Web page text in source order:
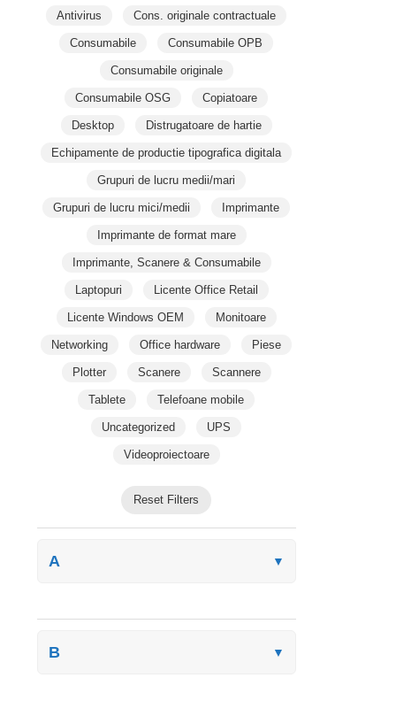
Antivirus Cons. originale contractuale
Consumabile Consumabile OPB
Consumabile originale
Consumabile OSG Copiatoare
Desktop Distrugatoare de hartie
Echipamente de productie tipografica digitala
Grupuri de lucru medii/mari
Grupuri de lucru mici/medii Imprimante
Imprimante de format mare
Imprimante, Scanere & Consumabile
Laptopuri Licente Office Retail
Licente Windows OEM Monitoare
Networking Office hardware Piese
Plotter Scanere Scannere
Tablete Telefoane mobile
Uncategorized UPS
Videoproiectoare
Reset Filters
A ▼
B ▼